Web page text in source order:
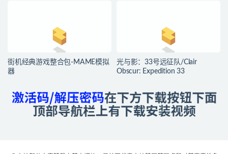
街机经典游戏整合包-MAME模拟
器
光与影：33号远征队/Clair
Obscur: Expedition 33